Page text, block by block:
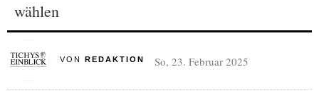
wählen
VON REDAKTION So, 23. Februar 2025